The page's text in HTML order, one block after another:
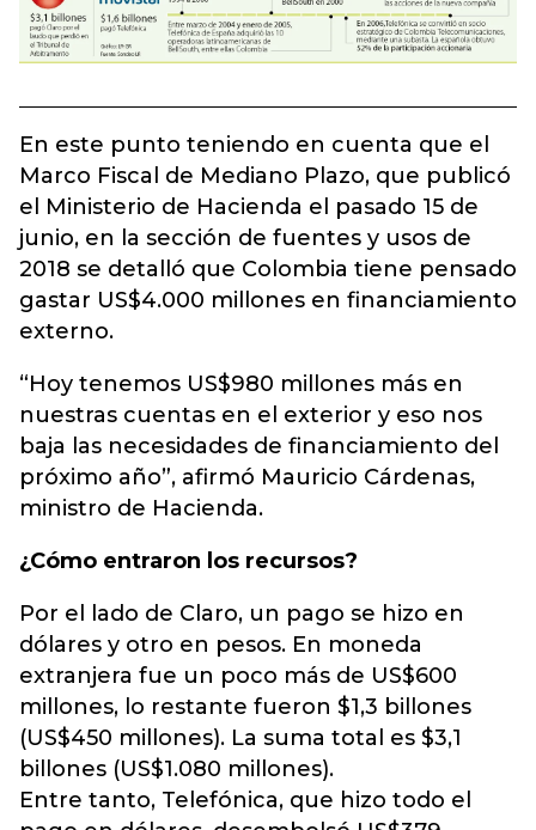
En este punto teniendo en cuenta que el
Marco Fiscal de Mediano Plazo, que publicó
el Ministerio de Hacienda el pasado 15 de
junio, en la sección de fuentes y usos de
2018 se detalló que Colombia tiene pensado
gastar US$4.000 millones en financiamiento
externo.
“Hoy tenemos US$980 millones más en
nuestras cuentas en el exterior y eso nos
baja las necesidades de financiamiento del
próximo año”, afirmó Mauricio Cárdenas,
ministro de Hacienda.
¿Cómo entraron los recursos?
Por el lado de Claro, un pago se hizo en
dólares y otro en pesos. En moneda
extranjera fue un poco más de US$600
millones, lo restante fueron $1,3 billones
(US$450 millones). La suma total es $3,1
billones (US$1.080 millones).
Entre tanto, Telefónica, que hizo todo el